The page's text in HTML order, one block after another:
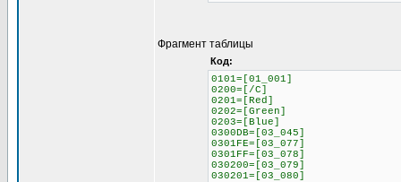
Фрагмент таблицы
Код:
0101=[01_001]
0200=[/C]
0201=[Red]
0202=[Green]
0203=[Blue]
0300DB=[03_045]
0301FE=[03_077]
0301FF=[03_078]
030200=[03_079]
030201=[03_080]